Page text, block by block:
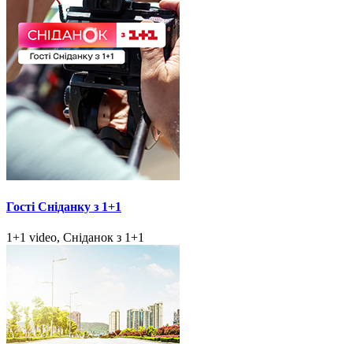
Гості Сніданку з 1+1
1+1 video, Сніданок з 1+1